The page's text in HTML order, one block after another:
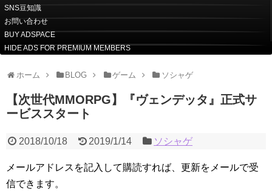
SNS豆知識
お問い合わせ
BUY ADSPACE
HIDE ADS FOR PREMIUM MEMBERS
ホーム BLOG ゲーム ソシャゲ
【次世代MMORPG】『ヴェンデッタ』正式サ
ービススタート
2018/10/18 2019/1/14 ソシャゲ
メールアドレスを記入して購読すれば、更新をメールで受
信できます。